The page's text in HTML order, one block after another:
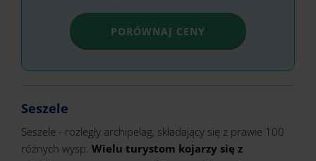
PORÓWNAJ CENY
Seszele
Seszele - rozległy archipelag, składający się z prawie 100
różnych wysp. Wielu turystom kojarzy się z